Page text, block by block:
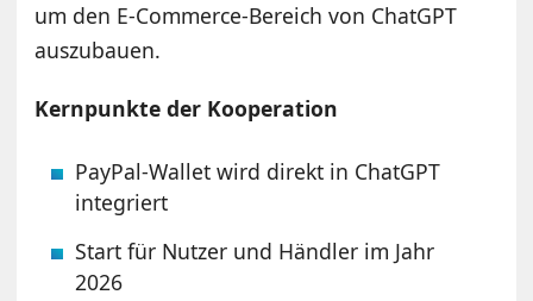
um den E-Commerce-Bereich von ChatGPT
auszubauen.
Kernpunkte der Kooperation
PayPal-Wallet wird direkt in ChatGPT
integriert
Start für Nutzer und Händler im Jahr
2026